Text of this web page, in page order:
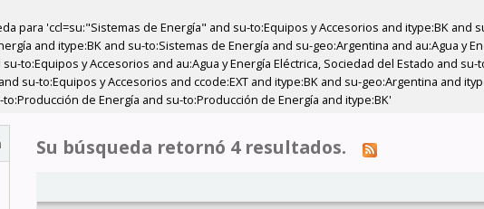
para 'ccl=su:"Sistemas de Energía" and su-to:Equipos y Accesorios and itype:BK and
and itype:BK and su-to:Sistemas de Energía and su-geo:Argentina and au:Agua y
to:Equipos y Accesorios and au:Agua y Energía Eléctrica, Sociedad del Estado and
su-to:Equipos y Accesorios and ccode:EXT and itype:BK and su-geo:Argentina and
de Energía and su-to:Producción de Energía and itype:BK'
Su búsqueda retornó 4 resultados.